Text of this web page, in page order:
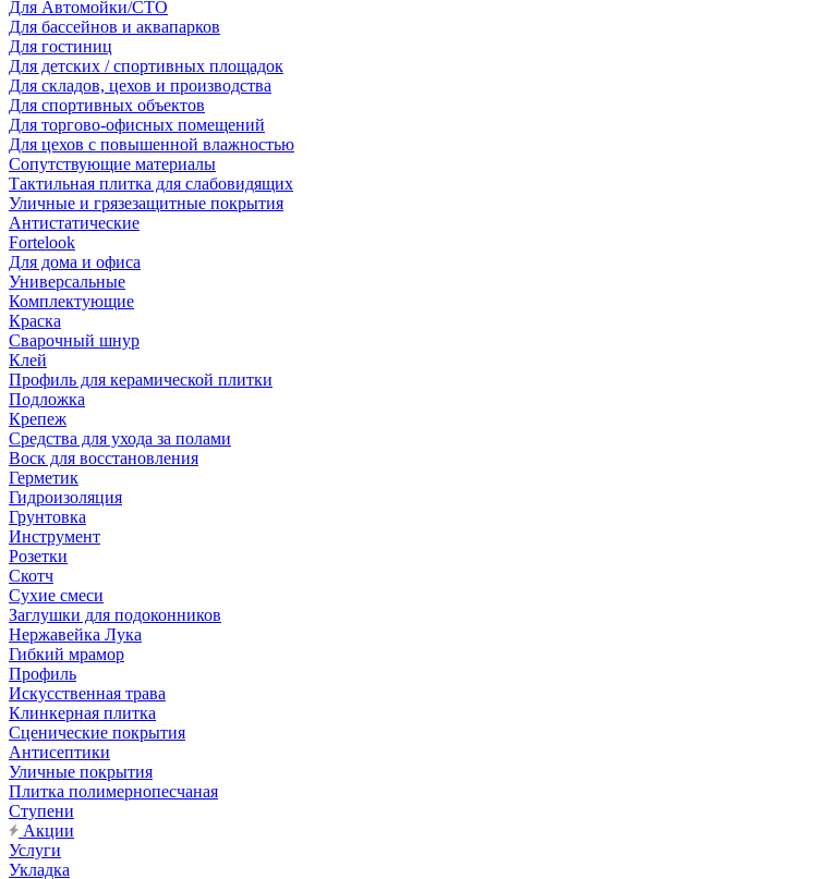
Для Автомойки/СТО
Для бассейнов и аквапарков
Для гостиниц
Для детских / спортивных площадок
Для складов, цехов и производства
Для спортивных объектов
Для торгово-офисных помещений
Для цехов с повышенной влажностью
Сопутствующие материалы
Тактильная плитка для слабовидящих
Уличные и грязезащитные покрытия
Антистатические
Fortelook
Для дома и офиса
Универсальные
Комплектующие
Краска
Сварочный шнур
Клей
Профиль для керамической плитки
Подложка
Крепеж
Средства для ухода за полами
Воск для восстановления
Герметик
Гидроизоляция
Грунтовка
Инструмент
Розетки
Скотч
Сухие смеси
Заглушки для подоконников
Нержавейка Лука
Гибкий мрамор
Профиль
Искусственная трава
Клинкерная плитка
Сценические покрытия
Антисептики
Уличные покрытия
Плитка полимернопесчаная
Ступени
Акции
Услуги
Укладка